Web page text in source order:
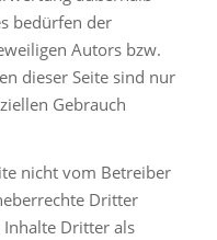
bedürfen der
Autors bzw.
dieser Seite sind nur
Gebrauch
nicht vom Betreiber
Dritter
Dritter als